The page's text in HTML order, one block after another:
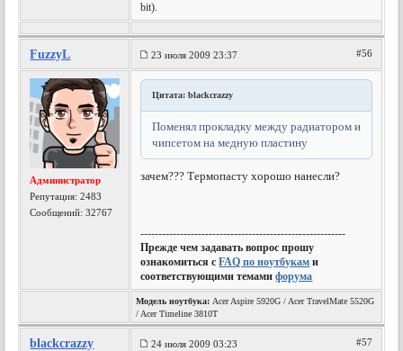
bit).
FuzzyL 23 июля 2009 23:37 #56
Администратор
Репутация:2483
Сообщений: 32767
Цитата: blackcrazzy
Поменял прокладку между радиатором и
чипсетом на медную пластину
зачем??? Термопасту хорошо нанесли?
---------------------------------------------------------
Прежде чем задавать вопрос прошу
ознакомиться сFAQ по ноутбукам и
соответствующими темамифорума
Модель ноутбука: Acer Aspire 5920G / Acer TravelMate 5520G
/ Acer Timeline 3810T
blackcrazzy 24 июля 2009 03:23 #57